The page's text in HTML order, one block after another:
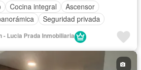
Cocina integral
Ascensor
Seguridad privada
- Lucia Prada Inmobiliaria